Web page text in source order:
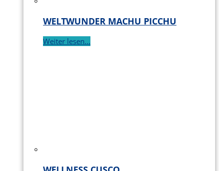
WELTWUNDER MACHU PICCHU
Weiter lesen...